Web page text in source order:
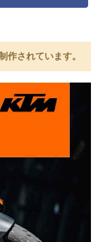
作されています。